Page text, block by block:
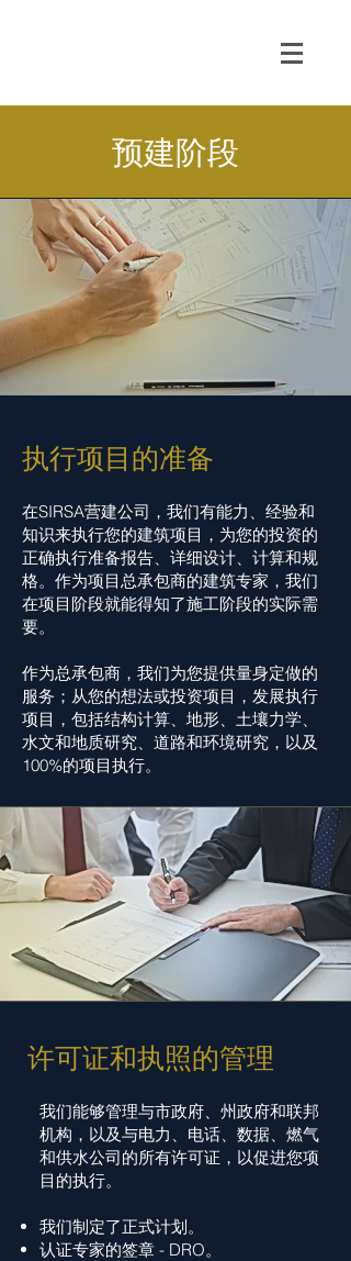
预建阶段
执行项目的准备
在SIRSA营建公司，我们有能力、经验和
知识来执行您的建筑项目，为您的投资的
正确执行准备报告、详细设计、计算和规
格。作为项目总承包商的建筑专家，我们
在项目阶段就能得知了施工阶段的实际需
要。
作为总承包商，我们为您提供量身定做的
服务；从您的想法或投资项目，发展执行
项目，包括结构计算、地形、土壤力学、
水文和地质研究、道路和环境研究，以及
100%的项目执行。
许可证和执照的管理
我们能够管理与市政府、州政府和联邦
机构，以及与电力、电话、数据、燃气
和供水公司的所有许可证，以促进您项
目的执行。
我们制定了正式计划。
认证专家的签章 - DRO。